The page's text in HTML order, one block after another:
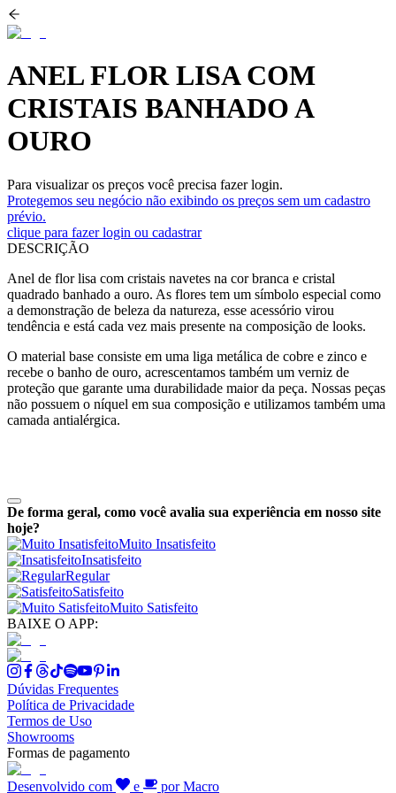
ANEL FLOR LISA COM
CRISTAIS BANHADO A
OURO
Para visualizar os preços você precisa fazer login.
Protegemos seu negócio não exibindo os preços sem um cadastro
prévio.
clique para fazer login ou cadastrar
DESCRIÇÃO
Anel de flor lisa com cristais navetes na cor branca e cristal
quadrado banhado a ouro. As flores tem um símbolo especial como
a demonstração de beleza da natureza, esse acessório virou
tendência e está cada vez mais presente na composição de looks.
O material base consiste em uma liga metálica de cobre e zinco e
recebe o banho de ouro, acrescentamos também um verniz de
proteção que garante uma durabilidade maior da peça. Nossas peças
não possuem o níquel em sua composição e utilizamos também uma
camada antialérgica.
De forma geral, como você avalia sua experiência em nosso site
hoje?
Muito Insatisfeito
Insatisfeito
Regular
Satisfeito
Muito Satisfeito
BAIXE O APP:
Dúvidas Frequentes
Política de Privacidade
Termos de Uso
Showrooms
Formas de pagamento
Desenvolvido com e por Macro